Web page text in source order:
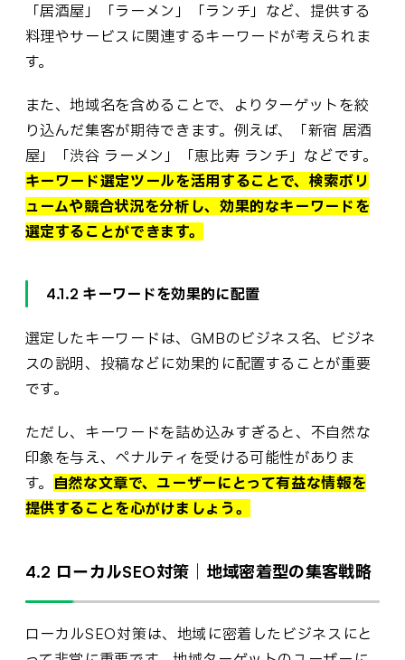
「居酒屋」「ラーメン」「ランチ」など、提供する
料理やサービスに関連するキーワードが考えられま
す。
また、地域名を含めることで、よりターゲットを絞
り込んだ集客が期待できます。例えば、「新宿 居酒
屋」「渋谷 ラーメン」「恵比寿 ランチ」などです。
キーワード選定ツールを活用することで、検索ボリ
ュームや競合状況を分析し、効果的なキーワードを
選定することができます。
4.1.2 キーワードを効果的に配置
選定したキーワードは、GMBのビジネス名、ビジネ
スの説明、投稿などに効果的に配置することが重要
です。
ただし、キーワードを詰め込みすぎると、不自然な
印象を与え、ペナルティを受ける可能性がありま
す。
自然な文章で、ユーザーにとって有益な情報を
提供することを心がけましょう。
4.2 ローカルSEO対策｜地域密着型の集客戦略
ローカルSEO対策は、地域に密着したビジネスにと